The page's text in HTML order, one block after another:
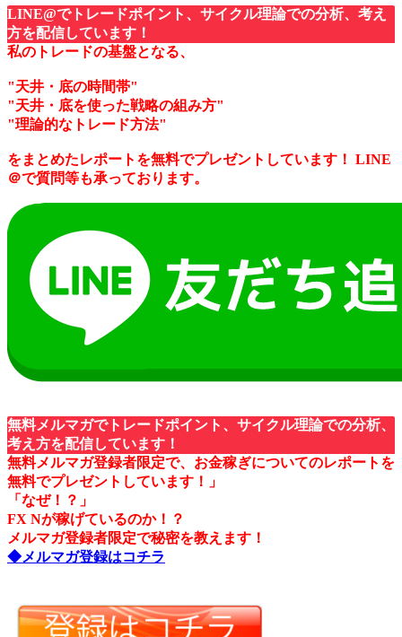
LINE@でトレードポイント、サイクル理論での分析、考え
方を配信しています！
私のトレードの基盤となる、
"天井・底の時間帯"
"天井・底を使った戦略の組み方"
"理論的なトレード方法"
をまとめたレポートを無料でプレゼントしています！ LINE
＠で質問等も承っております。
無料メルマガでトレードポイント、サイクル理論での分析、
考え方を配信しています！
無料メルマガ登録者限定で、お金稼ぎについてのレポートを
無料でプレゼントしています！」
「なぜ！？」
FX Nが稼げているのか！？
メルマガ登録者限定で秘密を教えます！
◆メルマガ登録はコチラ